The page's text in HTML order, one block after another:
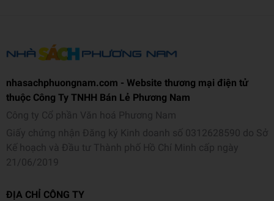
nhasachphuongnam.com - Website thương mại điện tử
thuộc Công Ty TNHH Bán Lẻ Phương Nam
Công ty Cổ phần Văn hoá Phương Nam
Giấy chứng nhận Đăng ký Kinh doanh số 0312628590 do Sở
Kế hoạch và Đầu tư Thành phố Hồ Chí Minh cấp ngày
21/06/2019
ĐỊA CHỈ CÔNG TY